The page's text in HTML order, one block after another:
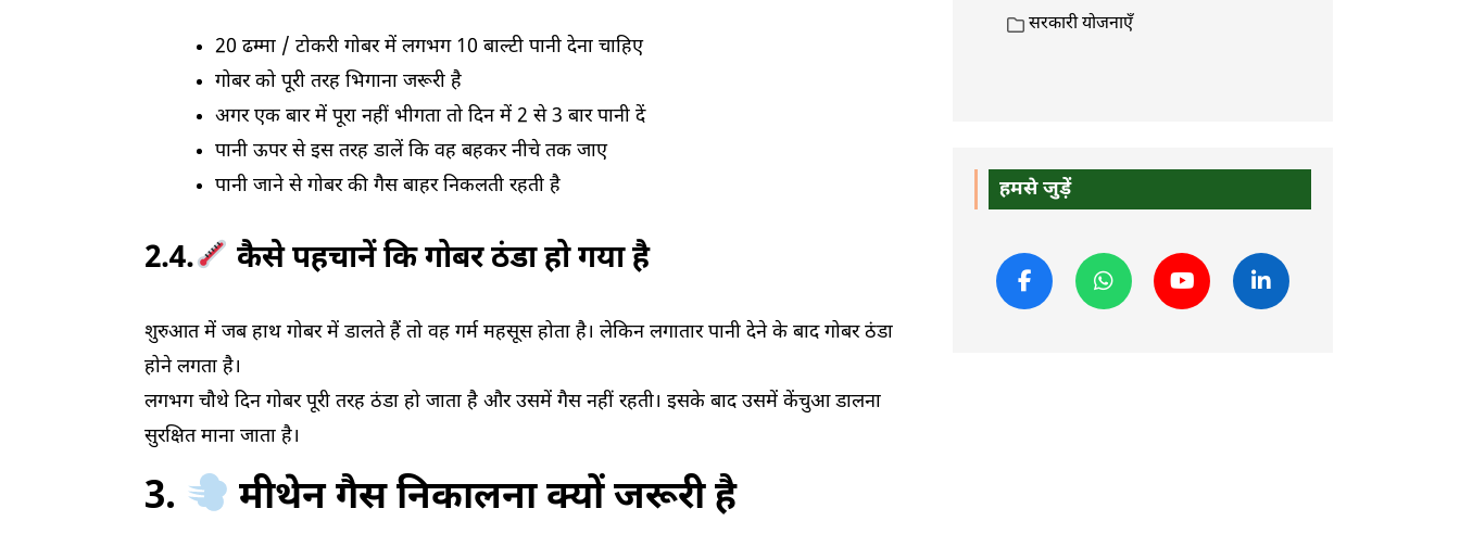
20 ढम्मा / टोकरी गोबर में लगभग 10 बाल्टी पानी देना चाहिए
गोबर को पूरी तरह भिगाना जरूरी है
अगर एक बार में पूरा नहीं भीगता तो दिन में 2 से 3 बार पानी दें
पानी ऊपर से इस तरह डालें कि वह बहकर नीचे तक जाए
पानी जाने से गोबर की गैस बाहर निकलती रहती है
2.4. कैसे पहचानें कि गोबर ठंडा हो गया है
शुरुआत में जब हाथ गोबर में डालते हैं तो वह गर्म महसूस होता है। लेकिन लगातार पानी देने के बाद गोबर ठंडा
होने लगता है।
लगभग चौथे दिन गोबर पूरी तरह ठंडा हो जाता है और उसमें गैस नहीं रहती। इसके बाद उसमें केंचुआ डालना
सुरक्षित माना जाता है।
3. मीथेन गैस निकालना क्यों जरूरी है
सरकारी योजनाएँ
हमसे जुड़ें